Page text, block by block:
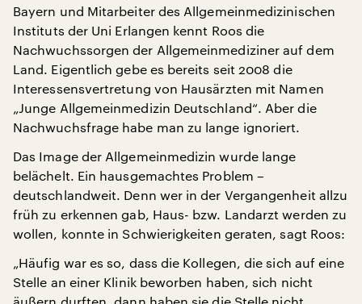
Bayern und Mitarbeiter des Allgemeinmedizinischen
Instituts der Uni Erlangen kennt Roos die
Nachwuchssorgen der Allgemeinmediziner auf dem
Land. Eigentlich gebe es bereits seit 2008 die
Interessensvertretung von Hausärzten mit Namen
„Junge Allgemeinmedizin Deutschland“. Aber die
Nachwuchsfrage habe man zu lange ignoriert.
Das Image der Allgemeinmedizin wurde lange
belächelt. Ein hausgemachtes Problem –
deutschlandweit. Denn wer in der Vergangenheit allzu
früh zu erkennen gab, Haus- bzw. Landarzt werden zu
wollen, konnte in Schwierigkeiten geraten, sagt Roos:
„Häufig war es so, dass die Kollegen, die sich auf eine
Stelle an einer Klinik beworben haben, sich nicht